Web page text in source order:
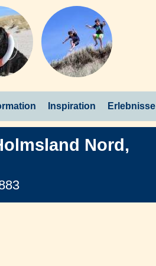
Inspiration Erlebnisse
Nord,